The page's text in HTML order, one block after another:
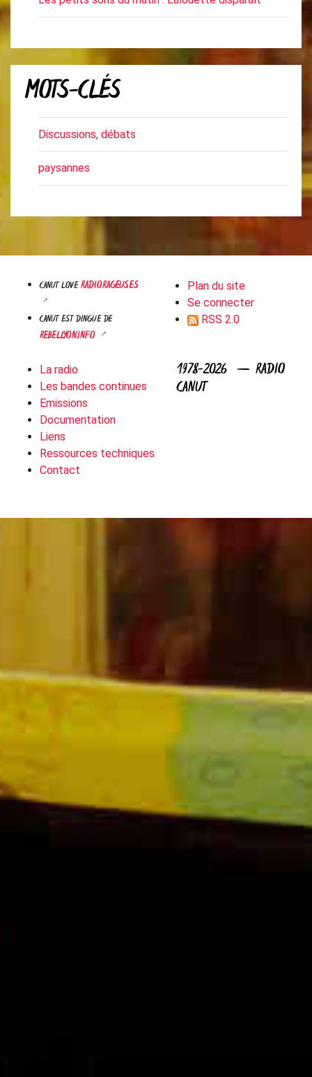
MOTS-CLÉS
Discussions, débats
paysannes
CANUT LOVERADIORAGEUSES
CANUT EST DINGUE DE
REBELLYON.INFO
Plan du site
Se connecter
RSS 2.0
La radio
Les bandes continues
Emissions
Documentation
Liens
Ressources techniques
Contact
1978-2026 — RADIO
CANUT